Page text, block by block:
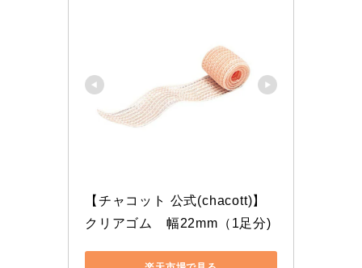
【チャコット 公式(chacott)】
クリアゴム　幅22mm（1足分)